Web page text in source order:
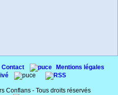
Contact
Mentions légales
Conflans - Tous droits réservés